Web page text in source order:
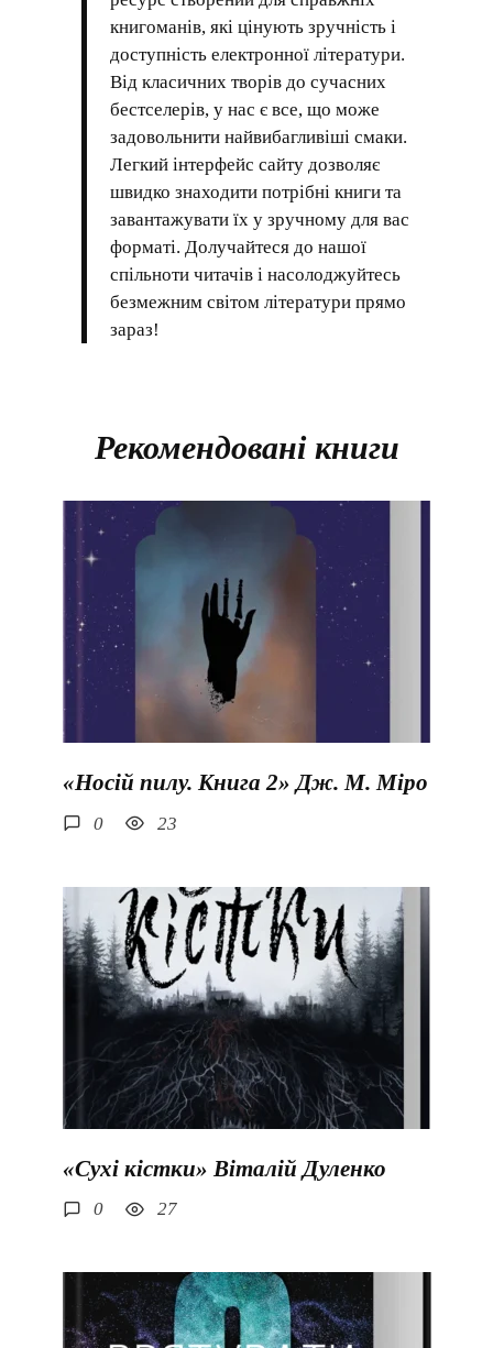
книгоманів, які цінують зручність і
доступність електронної літератури.
Від класичних творів до сучасних
бестселерів, у нас є все, що може
задовольнити найвибагливіші смаки.
Легкий інтерфейс сайту дозволяє
швидко знаходити потрібні книги та
завантажувати їх у зручному для вас
форматі. Долучайтеся до нашої
спільноти читачів і насолоджуйтесь
безмежним світом літератури прямо
зараз!
Рекомендовані книги
«Носій пилу. Книга 2» Дж. М. Міро
0 23
«Сухі кістки» Віталій Дуленко
0 27